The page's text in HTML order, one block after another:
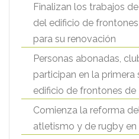
Finalizan los trabajos
del edificio de
para su renovación
Personas abonadas,
participan en la
edificio de frontones de
Comienza la reforma
atletismo y de rugby en